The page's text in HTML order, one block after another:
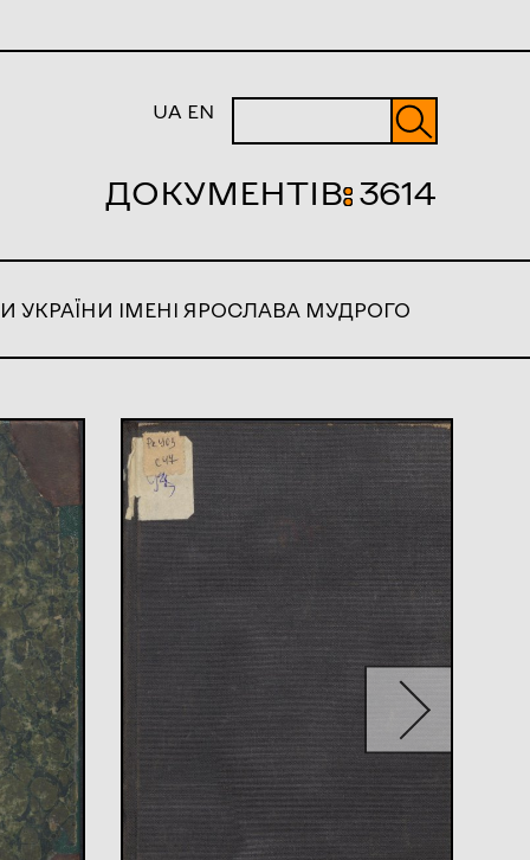
UA EN
ДОКУМЕНТІВ:3614
УКРАЇНИ ІМЕНІ ЯРОСЛАВА МУДРОГО